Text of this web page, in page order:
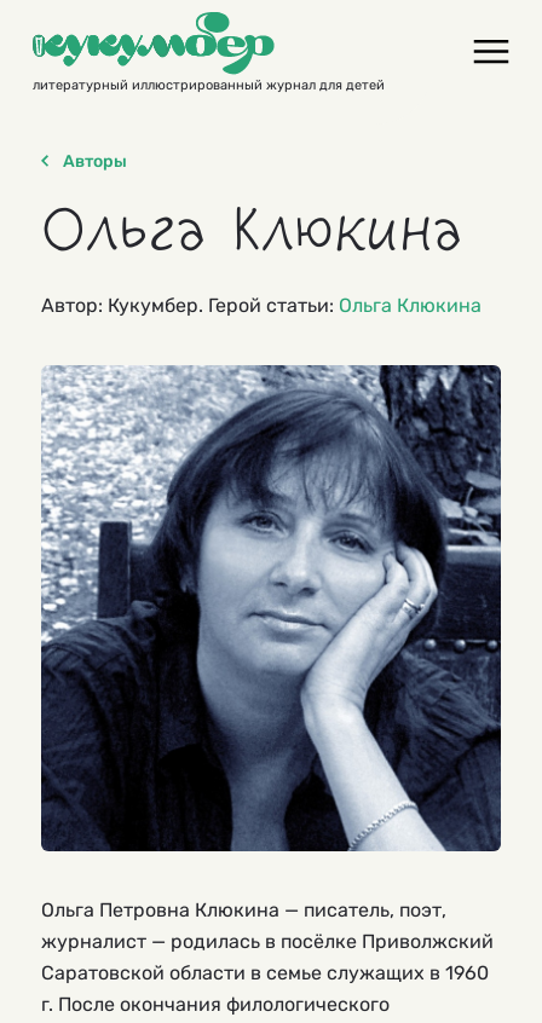
contentлитературный иллюстрированный журнал для детей
Авторы
Ольга Клюкина
Автор: Кукумбер. Герой статьи: Ольга Клюкина
Ольга Петровна Клюкина — писатель, поэт,
журналист — родилась в посёлке Приволжский
Саратовской области в семье служащих в 1960
г. После окончания филологического